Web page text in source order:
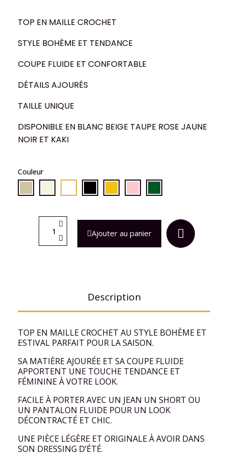
TOP EN MAILLE CROCHET
STYLE BOHÈME ET TENDANCE
COUPE FLUIDE ET CONFORTABLE
DÉTAILS AJOURÉS
TAILLE UNIQUE
DISPONIBLE EN BLANC BEIGE TAUPE ROSE JAUNE
NOIR ET KAKI
Couleur
Ajouter au panier
Description
TOP EN MAILLE CROCHET AU STYLE BOHÈME ET
ESTIVAL PARFAIT POUR LA SAISON.
SA MATIÈRE AJOURÉE ET SA COUPE FLUIDE
APPORTENT UNE TOUCHE TENDANCE ET
FÉMININE À VOTRE LOOK.
FACILE À PORTER AVEC UN JEAN UN SHORT OU
UN PANTALON FLUIDE POUR UN LOOK
DÉCONTRACTÉ ET CHIC.
UNE PIÈCE LÉGÈRE ET ORIGINALE À AVOIR DANS
SON DRESSING D’ÉTÉ.